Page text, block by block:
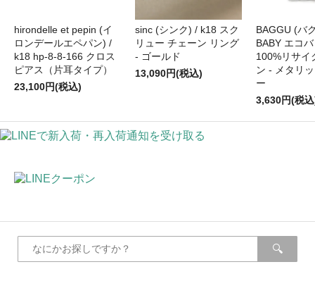
hirondelle et pepin (イ
ロンデールエペパン) /
k18 hp-8-8-166 クロス
ピアス（片耳タイプ）
23,100円(税込)
sinc (シンク) / k18 スク
リュー チェーン リング
- ゴールド
13,090円(税込)
BAGGU (バ
BABY エコ
100%リサイ
ン - メタリ
ー
3,630円(税